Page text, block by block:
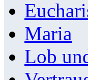
Maria
Lob